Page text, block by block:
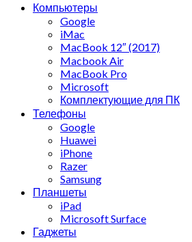
Компьютеры
Google
iMac
MacBook 12″ (2017)
Macbook Air
MacBook Pro
Microsoft
Комплектующие для ПК
Телефоны
Google
Huawei
iPhone
Razer
Samsung
Планшеты
iPad
Microsoft Surface
Гаджеты